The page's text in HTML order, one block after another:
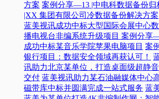
方案 案例分享—13 |中电科数据备份归
|XX 集团有限公司冷数据备份解决方案
蓝美视讯成功中标大型国际会展中心
播电视台非编系统升级项目​ 案例分享
成功中标某音乐学院苹果电脑项目 案
银行项目：数据安全领域再获认可！
讯助力北京某单位，打造桌面级超静
交付 蓝美视讯助力某石油融媒体中心
磁带库中标并圆满完成一站式服务 蓝